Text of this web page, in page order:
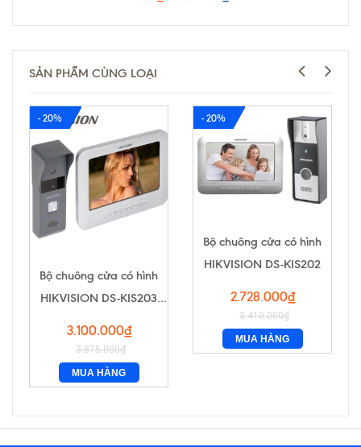
SẢN PHẨM CÙNG LOẠI
- 20%
Bộ chuông cửa có hình
HIKVISION DS-KIS203
3.100.000₫
3.875.000₫
MUA HÀNG
- 20%
Bộ chuông cửa có hình
HIKVISION DS-KIS202
2.728.000₫
3.410.000₫
MUA HÀNG